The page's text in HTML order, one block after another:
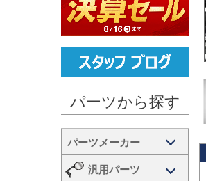
パーツから探す
汎用パーツ